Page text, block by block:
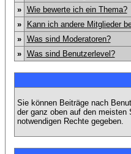
»
Wie bewerte ich ein Thema?
»
Kann ich andere Mitglieder
»
Was sind Moderatoren?
»
Was sind Benutzerlevel?
Sie können Beiträge nach
der ganz oben auf den
notwendigen Rechte gegeben.